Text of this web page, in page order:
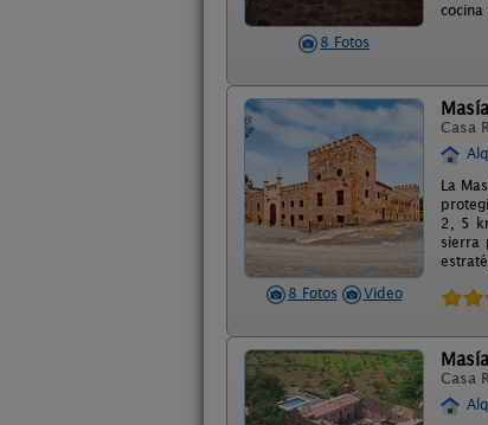
8 Fotos
8 Fotos Video
Casa
La
2, 5
sierra
Casa